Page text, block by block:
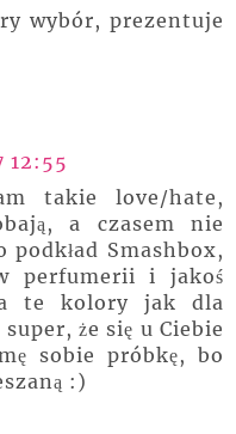
wybór, prezentuje
12:55
takie love/hate,
a czasem nie
podkład Smashbox,
perfumerii i jakoś
a te kolory jak dla
że się u Ciebie
sobie próbkę, bo
:)